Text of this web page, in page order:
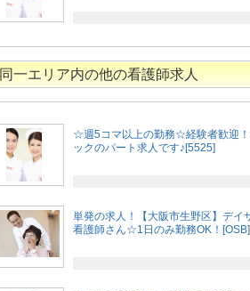
同一エリア内の他の看護師求人
☆週5コマ以上の勤務☆経験者歓迎
ックのパート求人です♪[5525]
単発の求人！【大阪市生野区】デ
看護師さん☆1日のみ勤務OK！[OSB]